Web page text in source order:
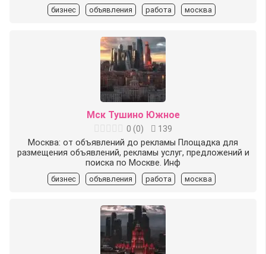
бизнес объявления работа москва
Мск Тушино Южное
0 (0)
139
Москва: от объявлений до рекламы Площадка для
размещения объявлений, рекламы услуг, предложений и
поиска по Москве. Инф
бизнес объявления работа москва